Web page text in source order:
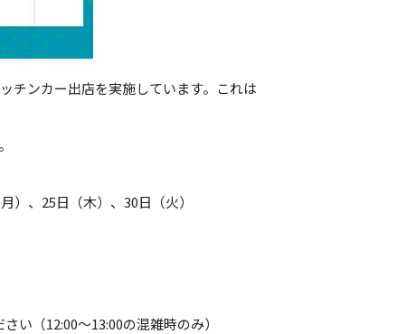
チンカー出店を実施しています。これは
）、 25日（木）、 30日（火）
い（12:00～13:00の混雑時のみ）